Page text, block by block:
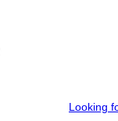
Looking